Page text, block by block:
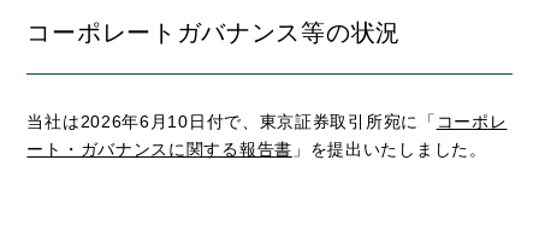
コーポレートガバナンス等の状況
当社は2026年6月10日付で、東京証券取引所宛に「 コーポレ
ート・ガバナンスに関する報告書 」を提出いたしました。